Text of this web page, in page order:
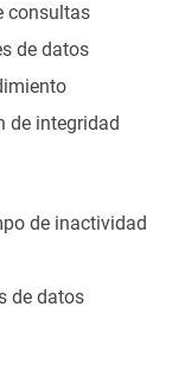
consultas
de datos
de integridad
de inactividad
de datos